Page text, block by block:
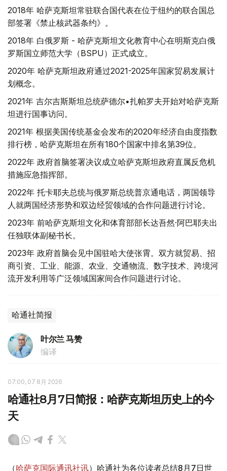
2018年 哈萨克斯坦常驻联合国代表在位于纽约的联合国总
部签署《禁止核武器条约》。
2018年 白俄罗斯 - 哈萨克斯坦文化教育中心在明斯克白俄
罗斯国立师范大学（BSPU）正式成立。
2020年 哈萨克斯坦政府通过2021-2025年国家贸易发展计
划概念。
2021年 吉尔吉斯斯坦总统萨德尔•扎帕罗夫开始对哈萨克斯
坦进行国事访问。
2021年 根据美国传统基金会发布的2020年经济自由度指数
排行榜，哈萨克斯坦在所有180个国家中排名第39位。
2022年 政府首脑签署决议成立哈萨克斯坦政府直属反危机
措施应急指挥部。
2022年 托卡耶夫总统与俄罗斯总统普京通电话，两国领导
人就两国经济形势和双边经贸领域的合作问题进行讨论。
2023年 前哈萨克斯坦文化和体育部部长达吾然·阿巴耶夫出
任独联体副秘书长。
2023年 政府首脑会见中国驻哈大使张霄。双方就贸易、招
商引资、工业、能源、农业、交通物流、数字技术、跨境河
流开发利用等广泛领域国家间合作问题进行讨论。
哈通社简报
叶尔兰 马赞
编译
07:00, 07 8月 2026
哈通社8月7日简报：哈萨克斯坦历史上的今
天
（哈萨克国际通讯社讯）哈通社为各位读者总结8月7日世